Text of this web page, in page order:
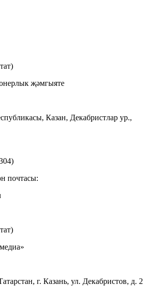
җәмгыяте
Казан, Декабристлар ур.,
почтасы:
г. Казань, ул. Декабристов, д. 2